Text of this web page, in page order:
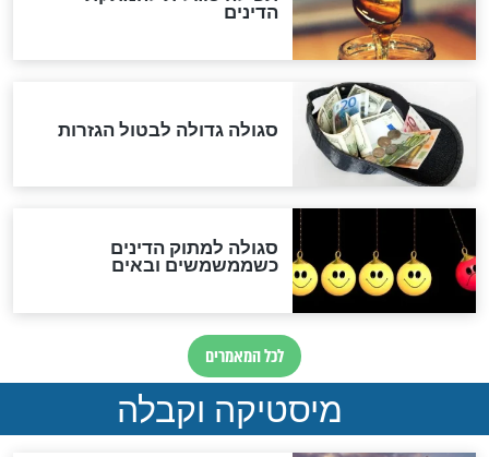
לכל המאמרים
אחרית הימים
האם אפשר לחשב את הקץ?
מה יהיה בימות המשיח?